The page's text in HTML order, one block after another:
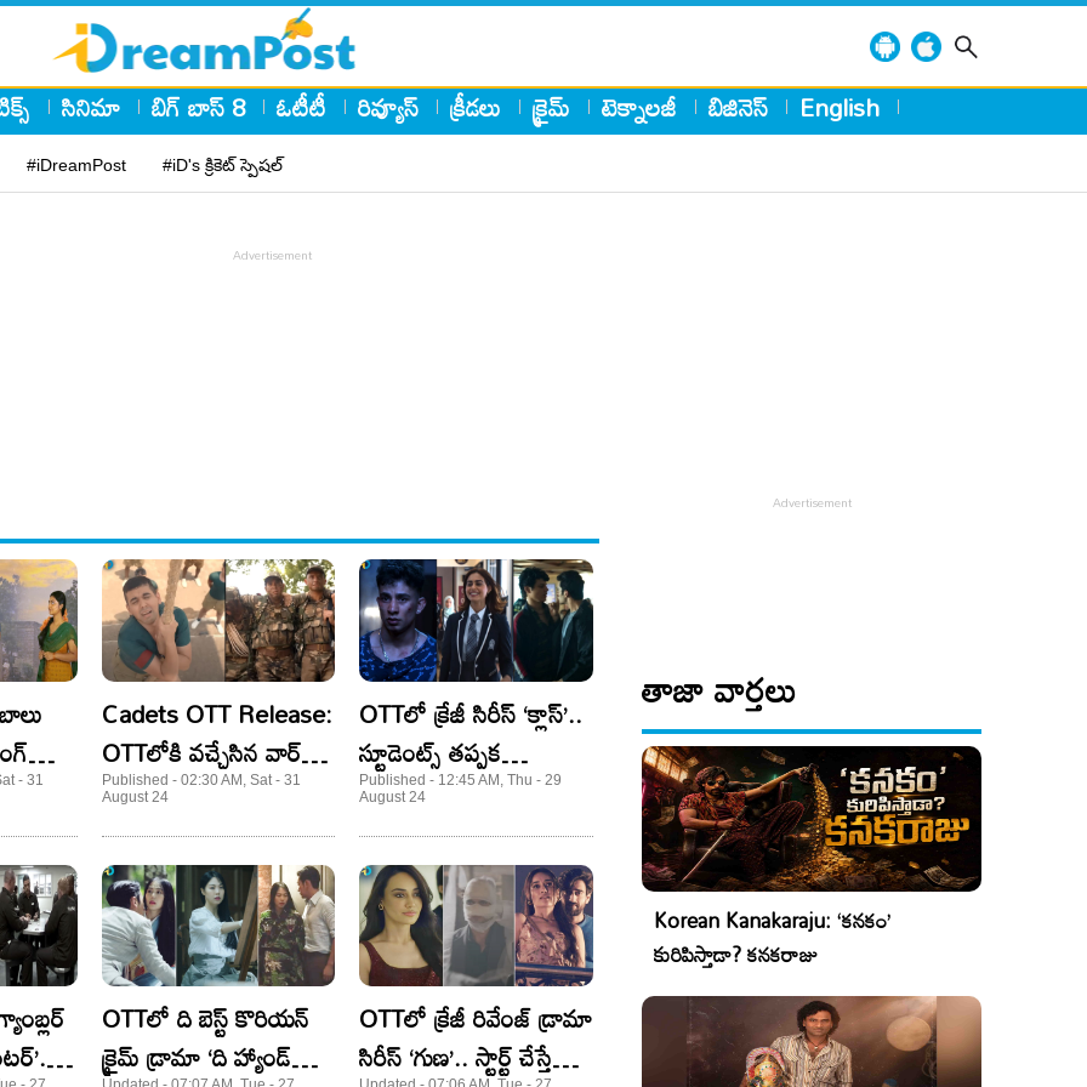
సినిమా బిగ్ బాస్ 8 ఓటీటీ రివ్యూస్ క్రీడలు క్రైమ్ టెక్నాలజీ బిజినెస్ English
#iDreamPost #iD's క్రికెట్ స్పెషల్
- 31
Cadets OTT Release:
OTTలోకి వచ్చేసిన వార్
డ్రామా క్యాడెట్స్.. తెలుగులో
కూడా..
Published - 02:30 AM, Sat - 31
August 24
OTTలో క్రేజీ సిరీస్ ‘క్లాస్’..
స్టూడెంట్స్ తప్పక
చూడాల్సిందే..
Published - 12:45 AM, Thu - 29
August 24
OTTలో ది బెస్ట్ కొరియన్
క్రైమ్ డ్రామా ‘ది హ్యాండ్
OTTలో క్రేజీ రివేంజ్ డ్రామా
సిరీస్ ‘గుణ’.. స్టార్ట్ చేస్తే
తాజా వార్తలు
Korean Kanakaraju: ‘కనకం’
కురిపిస్తాడా? కనకరాజు